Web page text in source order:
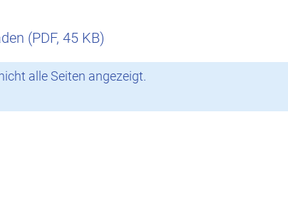
(PDF, 45 KB)
alle Seiten angezeigt.